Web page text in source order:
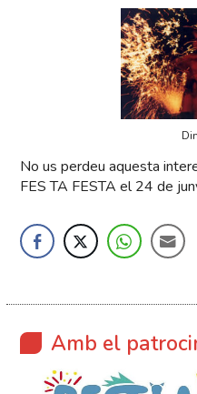
No us perdeu aquesta
FES TA FESTA el 24 de
Amb el